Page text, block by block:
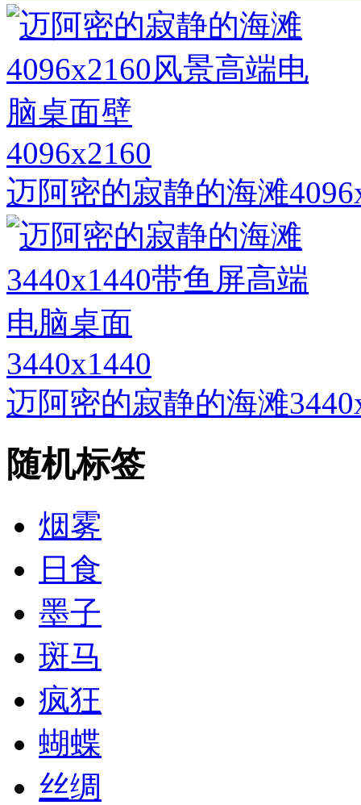
4096x2160
迈阿密的寂静的海滩
3440x1440
迈阿密的寂静的海滩
随机标签
烟雾
日食
墨子
斑马
疯狂
蝴蝶
丝绸